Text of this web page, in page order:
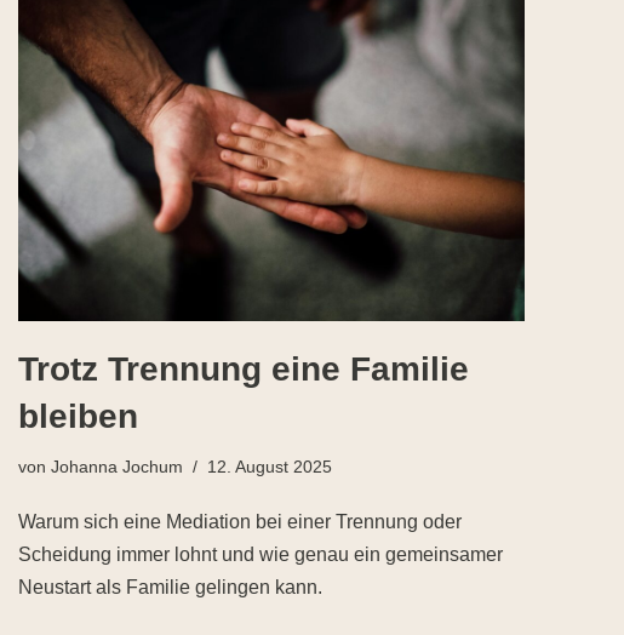
Trotz Trennung eine Familie
bleiben
von Johanna Jochum 12. August 2025
Warum sich eine Mediation bei einer Trennung oder
Scheidung immer lohnt und wie genau ein gemeinsamer
Neustart als Familie gelingen kann.